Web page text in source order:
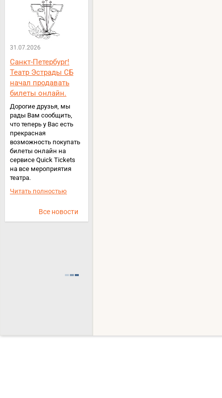
31.07.2026
Санкт-Петербург!
Театр Эстрады СБ
начал продавать
билеты онлайн.
Дорогие друзья, мы
рады Вам сообщить,
что теперь у Вас есть
прекрасная
возможность покупать
билеты онлайн на
сервисе Quick Tickets
на все мероприятия
театра.
Читать полностью
Все новости